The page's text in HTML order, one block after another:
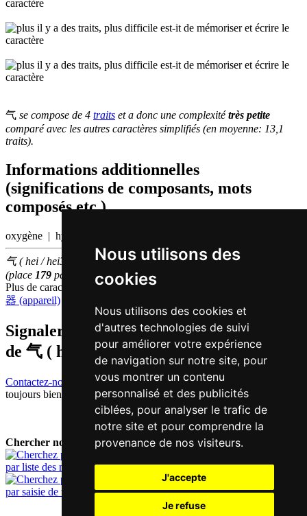
Nous utilisons des
cookies
Nous utilisons des cookies et
d'autres technologies de suivi
pour améliorer votre expérience
de navigation sur notre site, pour
vous montrer un contenu
personnalisé et des publicités
ciblées, pour analyser le trafic de
notre site et pour comprendre la
provenance de nos visiteurs.
J'accepte
Je refuse
气 se compose de 4 traits et a donc une complexitétrès petite
comparé avec les autres caractères simplifiés (en moyenne: 13,1
traits).
Informations additionnelles
(significations de composants, mots
composés etc.)
oxygène | hydrogène
气 ( hei / hei3 ) fait partie des500 caractères chinoisles plus utilisés
(place 179 parmi lescaractères individuels
Plus de caractères qui se prononcent
器 (appareil)
Signaler traduction fausse ou manquante
de 气 ( hei / hei3 )
Contactez-nous!
Votre feedback et critique constructive seront
toujours bienvenus.
Chercher nouveau mot:
par liste des mots
par saisie de texte